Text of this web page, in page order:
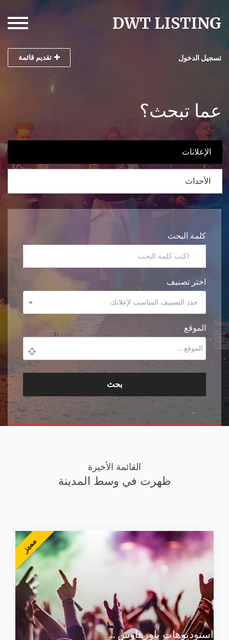
تسجيل الدخول تقديم قائمة
عما تبحث؟
الإعلانات
الأحداث
كلمة البحث
اختر تصنيف
حدد التصنيف المناسب لإعلانك
الموقع
بحث
القائمة الأخيرة
ظهرت في وسط المدينة
مميز
استوديوهات باورهاوس ...